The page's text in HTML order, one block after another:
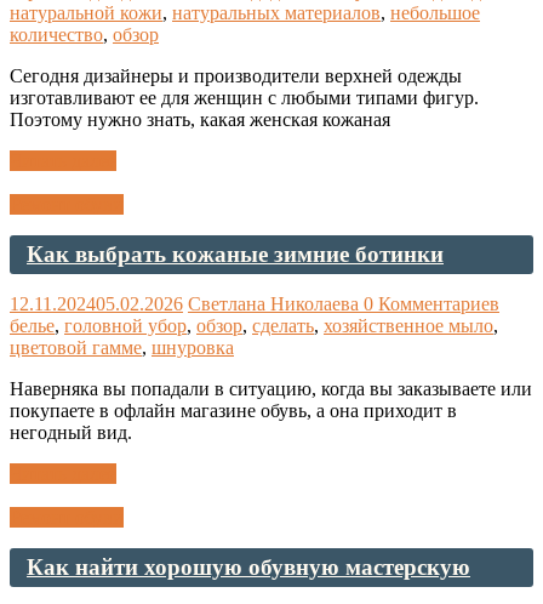
натуральной кожи, натуральных материалов, небольшое
количество, обзор
Сегодня дизайнеры и производители верхней одежды
изготавливают ее для женщин с любыми типами фигур.
Поэтому нужно знать, какая женская кожаная
Как выбрать кожаные зимние ботинки
12.11.202405.02.2026 Светлана Николаева 0 Комментариев
белье, головной убор, обзор, сделать, хозяйственное мыло,
цветовой гамме, шнуровка
Наверняка вы попадали в ситуацию, когда вы заказываете или
покупаете в офлайн магазине обувь, а она приходит в
негодный вид.
Как найти хорошую обувную мастерскую